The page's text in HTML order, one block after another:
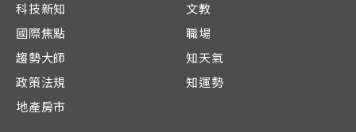
科技新知
國際焦點
趨勢大師
政策法規
地產房市
文教
職場
知天氣
知運勢